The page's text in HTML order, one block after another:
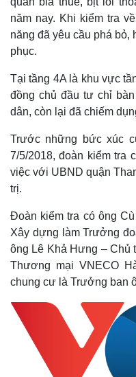
Kinh tế
Bất động sản
Khởi nghiệp
năm nay. Khi kiểm tra
năng đã yêu cầu phá
phục.
Tại tầng 4A là khu vực
đồng chủ đầu tư chỉ
dân, còn lại đã chiếm
Trước những bức xúc
7/5/2018, đoàn kiểm tra
việc với UBND quận
trị.
Đoàn kiểm tra có ông
Xây dựng làm Trưởng
ông Lê Khả Hưng – Chủ
Thương mại VNECO
chung cư là Trưởng ban